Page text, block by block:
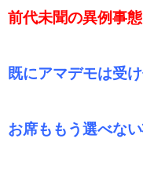
前代未聞の異例事態
既にアマデモは受
お席ももう選べな